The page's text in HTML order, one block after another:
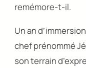
remémore-t-il.
Un an
chef prénommé
son terrain